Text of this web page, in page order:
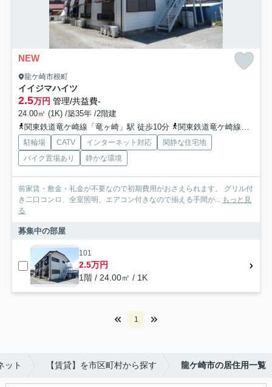
NEW
龍ケ崎市根町
イイジマハイツ
2.5万円 管理/共益費-
24.00㎡ (1K) /築35年 /2階建
関東鉄道竜ケ崎線「竜ヶ崎」駅 徒歩10分
関東鉄道竜ケ崎線「入地」駅 徒歩42分
駐輪場 CATV インターネット対応
閑静な住宅地
バイク置場あり
静かな環境
前家賃・敷金・礼金が不要なので初期費用がおさえられます。 グリル付
き二口コンロ、全室照明、エアコン付きなので揃える手間が... もっと見
る
募集中の部屋
101
2.5万円
1階 / 24.00㎡ / 1K
1
ット 【賃貸】を市区町村から探す 龍ケ崎市の居住用一覧